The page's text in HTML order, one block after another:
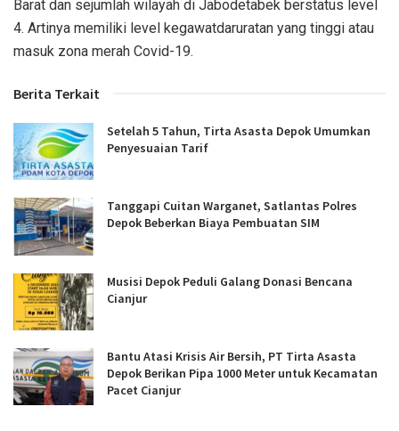
Barat dan sejumlah wilayah di Jabodetabek berstatus level
4. Artinya memiliki level kegawatdaruratan yang tinggi atau
masuk zona merah Covid-19.
Berita Terkait
Setelah 5 Tahun, Tirta Asasta Depok Umumkan
Penyesuaian Tarif
Tanggapi Cuitan Warganet, Satlantas Polres
Depok Beberkan Biaya Pembuatan SIM
Musisi Depok Peduli Galang Donasi Bencana
Cianjur
Bantu Atasi Krisis Air Bersih, PT Tirta Asasta
Depok Berikan Pipa 1000 Meter untuk Kecamatan
Pacet Cianjur